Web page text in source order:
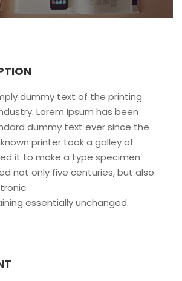
dummy text of the printing
Lorem Ipsum has been
dummy text ever since the
printer took a galley of
it to make a type specimen
not only five centuries, but also
essentially unchanged.